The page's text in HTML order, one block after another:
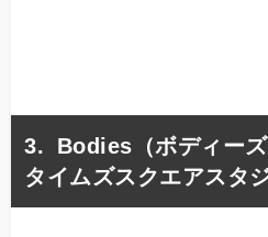
Bodies（ボディー
タイムズスクエアスタ